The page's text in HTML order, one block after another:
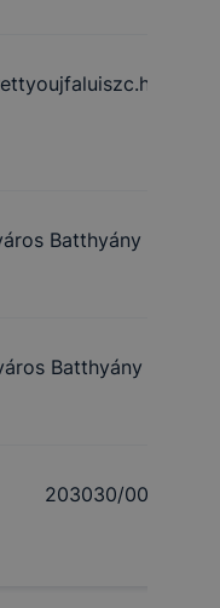
Batthyány
Batthyány
203030/002